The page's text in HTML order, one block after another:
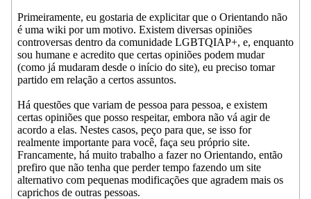
Primeiramente, eu gostaria de explicitar que o Orientando não
é uma wiki por um motivo. Existem diversas opiniões
controversas dentro da comunidade LGBTQIAP+, e, enquanto
sou humane e acredito que certas opiniões podem mudar
(como já mudaram desde o início do site), eu preciso tomar
partido em relação a certos assuntos.
Há questões que variam de pessoa para pessoa, e existem
certas opiniões que posso respeitar, embora não vá agir de
acordo a elas. Nestes casos, peço para que, se isso for
realmente importante para você, faça seu próprio site.
Francamente, há muito trabalho a fazer no Orientando, então
prefiro que não tenha que perder tempo fazendo um site
alternativo com pequenas modificações que agradem mais os
caprichos de outras pessoas.